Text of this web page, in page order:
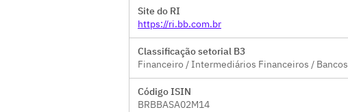
Site do RI
https://ri.bb.com.br
Classificação setorial B3
Financeiro / Intermediários Financeiros / Bancos
Código ISIN
BRBBASA02M14